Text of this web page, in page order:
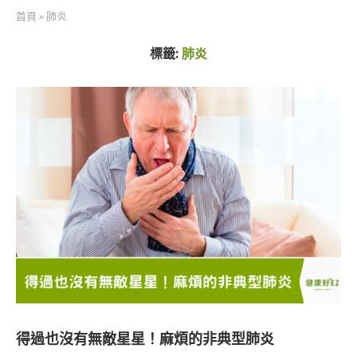
首頁 » 肺炎
標籤:肺炎
得過也沒有無敵星星！麻煩的非典型肺炎